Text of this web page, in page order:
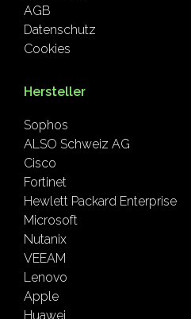
AGB
Datenschutz
Cookies
Hersteller
Sophos
ALSO Schweiz AG
Cisco
Fortinet
Hewlett Packard Enterprise
Microsoft
Nutanix
VEEAM
Lenovo
Apple
Huawei